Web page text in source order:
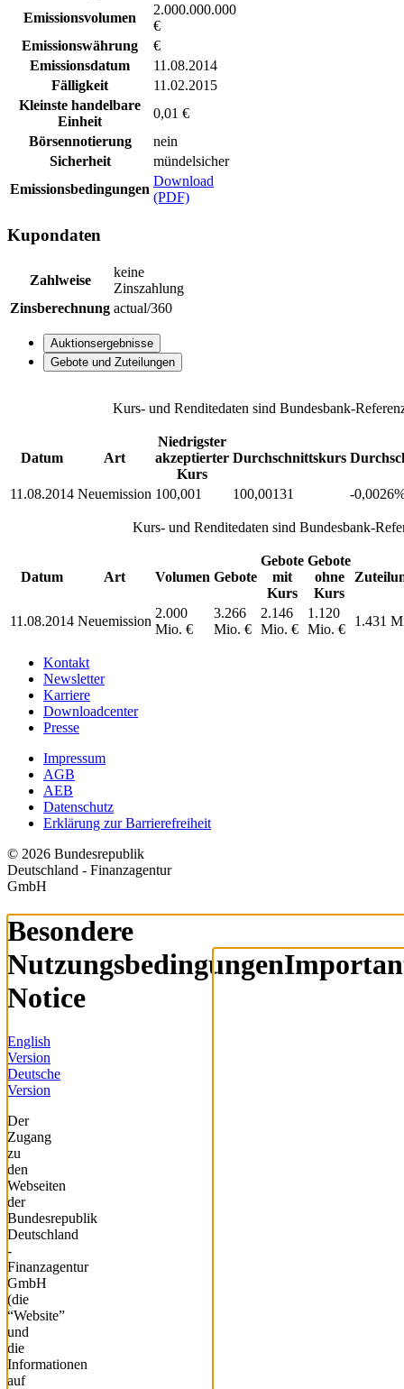
Emissionsvolumen
2.000.000.000
€
Emissionswährung
€
Emissionsdatum
11.08.2014
Fälligkeit
11.02.2015
Kleinste handelbare
Einheit
0,01 €
Börsennotierung
nein
Sicherheit
mündelsicher
Emissionsbedingungen
Download
(PDF)
Kupondaten
Zahlweise
keine
Zinszahlung
Zinsberechnung actual/360
Auktionsergebnisse
Gebote und Zuteilungen
Kurs- und Renditedaten sind Bundesbank-
Datum Art
Niedrigster
akzeptierter
Kurs
Durchschnittskurs
11.08.2014 Neuemission 100,001 100,00131 -
Kurs- und Renditedaten sind Bundesbank-
Datum Art Volumen Gebote
Gebote
mit
Kurs
Gebote
ohne
Kurs
11.08.2014 Neuemission
2.000
Mio. €
3.266
Mio. €
2.146
Mio. €
1.120
Mio. €
1.431
Kontakt
Newsletter
Karriere
Downloadcenter
Presse
Impressum
AGB
AEB
Datenschutz
Erklärung zur Barrierefreiheit
© 2026 Bundesrepublik
Deutschland - Finanzagentur
GmbH
Besondere
Nutzungsbedingungen
Notice
English
Version
Deutsche
Version
Der
Zugang
zu
den
Webseiten
der
Bundesrepublik
Deutschland
-
Finanzagentur
GmbH
(die
“Website”
und
die
Informationen
auf